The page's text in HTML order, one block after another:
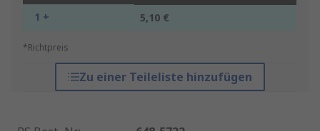
1 + 5,10 €
*Richtpreis
Zu einer Teileliste hinzufügen